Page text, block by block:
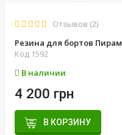
Отзывов (2)
Резина для бортов
Код 1592
В наличии
4 200 грн
В КОРЗИНУ